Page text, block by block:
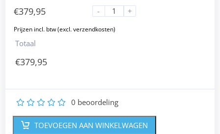
€379,95
-
+
Totaal
€379,95
5
4
3
2 0 beoordeling
TOEVOEGEN AAN WINKELWAGEN